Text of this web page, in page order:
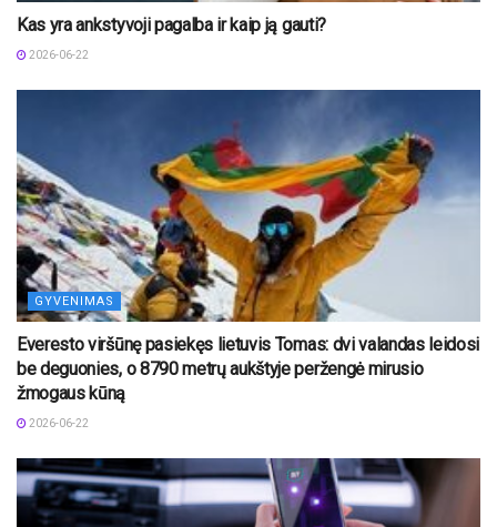
Kas yra ankstyvoji pagalba ir kaip ją gauti?
2026-06-22
GYVENIMAS
Everesto viršūnę pasiekęs lietuvis Tomas: dvi valandas leidosi
be deguonies, o 8790 metrų aukštyje peržengė mirusio
žmogaus kūną
2026-06-22